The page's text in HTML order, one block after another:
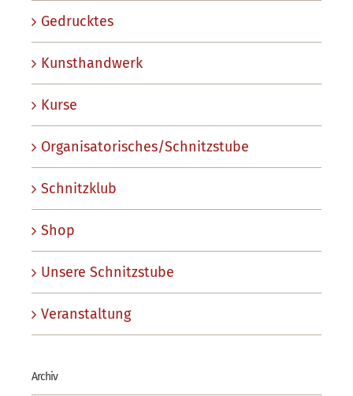
Gedrucktes
Kunsthandwerk
Kurse
Organisatorisches/Schnitzstube
Schnitzklub
Shop
Unsere Schnitzstube
Veranstaltung
Archiv